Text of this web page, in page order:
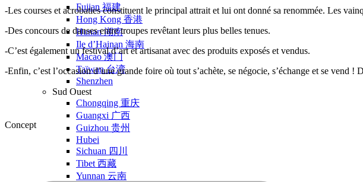
Fujian 福建
Hong Kong 香港
Hunan 湖南
Ile d’Hainan 海南
Macao 澳门
Taïwan 台湾
Shenzhen
Sud Ouest
Chongqing 重庆
Guangxi 广西
Guizhou 贵州
Hubei
Sichuan 四川
Tibet 西藏
Yunnan 云南
-Les courses et acrobaties constituent le principal attrait et lui ont donné sa renommée. Les
-Des concours de danses entre troupes revêtant leurs plus belles tenues.
-C’est également un festival d’art et artisanat avec des produits exposés et vendus.
-Enfin, c’est l’occasion d’une grande foire où tout s’achète, se négocie, s’échange et se vend
Concept